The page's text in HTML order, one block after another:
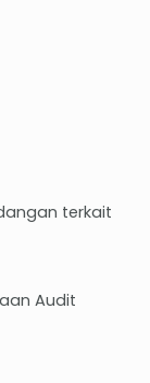
terkait
Audit